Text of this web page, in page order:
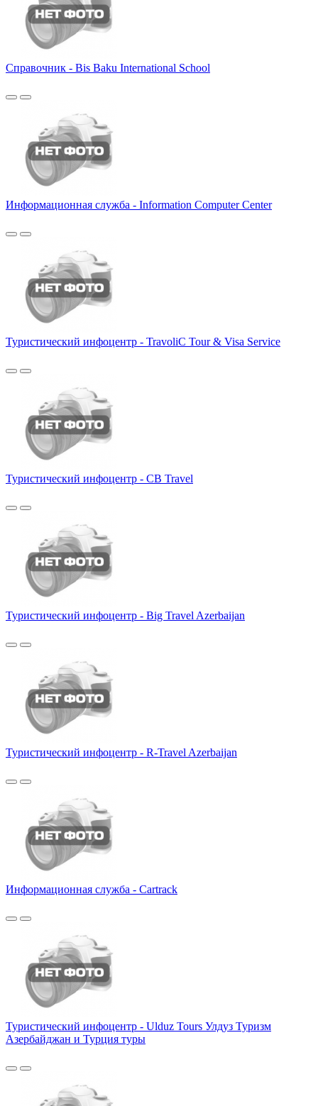
Справочник - Bis Baku International School
Информационная служба - Information Computer Center
Туристический инфоцентр - TravoliC Tour & Visa Service
Туристический инфоцентр - CB Travel
Туристический инфоцентр - Big Travel Azerbaijan
Туристический инфоцентр - R-Travel Azerbaijan
Информационная служба - Cartrack
Туристический инфоцентр - Ulduz Tours Улдуз Туризм
Азербайджан и Турция туры